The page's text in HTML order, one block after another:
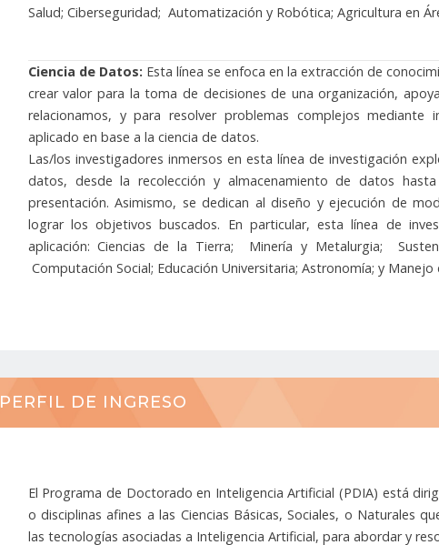
Salud; Ciberseguridad; Automatización y Robótica; Agricultura en
Ciencia de Datos: Esta línea se enfoca en la extracción de
crear valor para la toma de decisiones de una organización,
relacionamos, y para resolver problemas complejos mediante
aplicado en base a la ciencia de datos.
Las/los investigadores inmersos en esta línea de investigación
datos, desde la recolección y almacenamiento de datos
presentación. Asimismo, se dedican al diseño y ejecución de
lograr los objetivos buscados. En particular, esta línea de
aplicación: Ciencias de la Tierra; Minería y Metalurgia;
Computación Social; Educación Universitaria; Astronomía; y
PERFIL DE INGRESO
El Programa de Doctorado en Inteligencia Artificial (PDIA) está
o disciplinas afines a las Ciencias Básicas, Sociales, o Naturales
las tecnologías asociadas a Inteligencia Artificial, para abordar y